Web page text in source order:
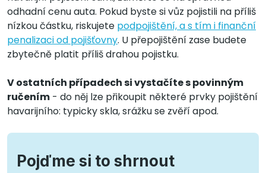
odhadní cenu auta. Pokud byste si vůz pojistili na příliš
nízkou částku, riskujete podpojištění, a s tím i finanční
penalizaci od pojišťovny. U přepojištění zase budete
zbytečně platit příliš drahou pojistku.
V ostatních případech si vystačíte s povinným
ručením - do něj lze přikoupit některé prvky pojištění
havarijního: typicky skla, srážku se zvěří apod.
Pojďme si to shrnout